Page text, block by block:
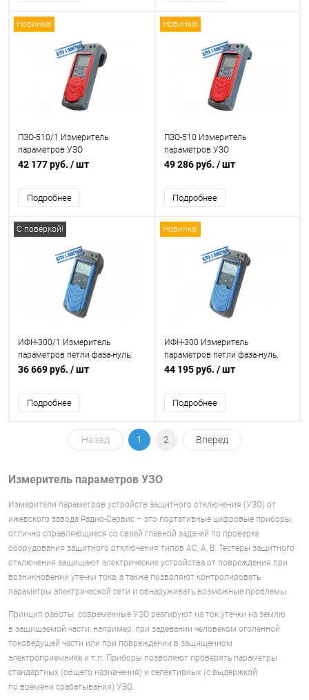
Новинка!
ПЗО-510/1 Измеритель
параметров УЗО
42 177 руб. / шт
Подробнее
Новинка!
ПЗО-510 Измеритель
параметров УЗО
49 286 руб. / шт
Подробнее
С поверкой!
ИФН-300/1 Измеритель
параметров петли фаза-нуль,
фаза-фаза
36 669 руб. / шт
Подробнее
Новинка!
ИФН-300 Измеритель
параметров петли фаза-нуль,
фаза-фаза
44 195 руб. / шт
Подробнее
Назад 1 2 Вперед
Измеритель параметров УЗО
Измерители параметров устройств защитного отключения (УЗО) от
ижевского завода Радио-Сервис – это портативные цифровые приборы,
отлично справляющиеся со своей главной задачей по проверке
оборудования защитного отключения типов АС, А, В. Тестеры защитного
отключения защищают электрические устройства от повреждения при
возникновении утечки тока, а также позволяют контролировать
параметры электрической сети и обнаруживать возможные проблемы.
Принцип работы: современные УЗО реагируют на ток утечки на землю
в защищаемой части, например, при задевании человеком оголенной
токоведущей части или при повреждении в защищенном
электроприемнике и т.п. Приборы позволяют проверять параметры
стандартных (общего назначения) и селективных (с выдержкой
по времени срабатывания) УЗО.